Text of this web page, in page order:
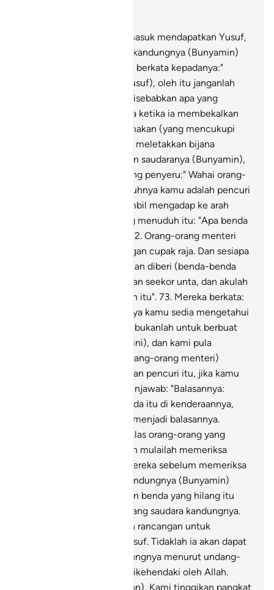
Dan semasa mereka masuk mendapatkan Yusuf,
ia menempatkan saudara kandungnya (Bunyamin)
bersama-samanya, sambil berkata kepadanya:"
Akulah saudara engkau Yusuf), oleh itu janganlah
engkau berdukacita lagi disebabkan apa yang
Maka ketika ia membekalkan
mereka dengan bekalan makan (yang mencukupi
keperluan) mereka, lalu ia meletakkan bijana
minuman raja di kenderaan saudaranya (Bunyamin),
kemudian menyeru seorang penyeru:" Wahai orang-
orang kafilah ini, sesungguhnya kamu adalah pencuri
Mereka bertanya sambil mengadap ke arah
orang-orang menteri yang menuduh itu: "Apa benda
72. Orang-orang menteri
menjawab: "Kami kehilangan cupak raja. Dan sesiapa
yang memulangkannya akan diberi (benda-benda
makanan) sebanyak muatan seekor unta, dan akulah
yang menjamin pemberian itu". 73. Mereka berkata:
"Demi Allah! Sesungguhnya kamu sedia mengetahui
bahawa kedatangan kami bukanlah untuk berbuat
kerosakan di bumi (Mesir ini), dan kami pula
(Orang-orang menteri)
bertanya: "Maka apa balasan pencuri itu, jika kamu
Mereka menjawab: "Balasannya:
sesiapa yang didapati benda itu di kenderaannya,
maka dia lah sendiri yang menjadi balasannya.
Demikianlah kami membalas orang-orang yang
Maka Yusuf pun mulailah memeriksa
tempat-tempat barang mereka sebelum memeriksa
tempat barang saudara kandungnya (Bunyamin)
kemudian ia mengeluarkan benda yang hilang itu
dari tempat simpanan barang saudara kandungnya.
Demikianlah Kami jayakan rancangan untuk
(menyampaikan hajat) Yusuf. Tidaklah ia akan dapat
mengambil saudara kandungnya menurut undang-
undang raja, kecuali jika dikehendaki oleh Allah.
(Dengan ilmu pengetahuan), Kami tinggikan pangkat